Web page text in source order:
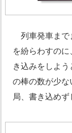
列車発車まで
を紛らわすの
き込みをしよ
の棒の数が少
局、書き込めず